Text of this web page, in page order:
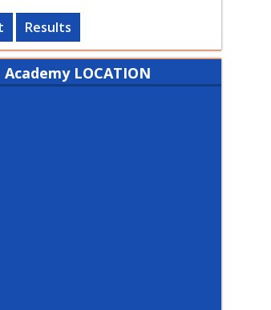
Results
LOCATION